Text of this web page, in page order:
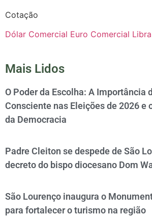
Cotação
Dólar Comercial Euro Comercial
Mais Lidos
O Poder da Escolha: A Importância
Consciente nas Eleições de 2026 e
da Democracia
Padre Cleiton se despede de São
decreto do bispo diocesano Dom
São Lourenço inaugura o
para fortalecer o turismo na região